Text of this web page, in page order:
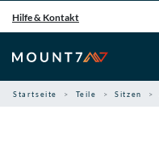
Inhalt
springen
Hilfe & Kontakt
Startseite Teile Sitzen